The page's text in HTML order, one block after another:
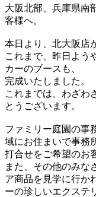
大阪北部、兵庫県南
客様へ。
本日より、北大阪店
これまで、昨日よう
カーのブースも、
完成いたしました。
これまでは、わざわ
とうございます。
ファミリー庭園の事
域にお住まいで事務
打合せをご希望のお
また、その他のみな
ア商品を見学に行か
ーの珍しいエクステ